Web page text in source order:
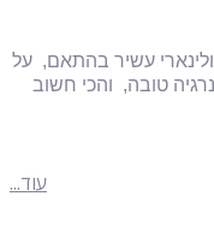
עשיר בהתאם, על
טובה, והכי חשוב
עוד...